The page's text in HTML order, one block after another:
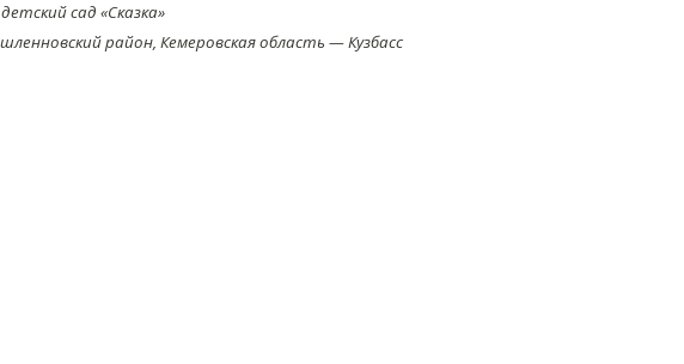
сад «Сказка»
район, Кемеровская область — Кузбасс